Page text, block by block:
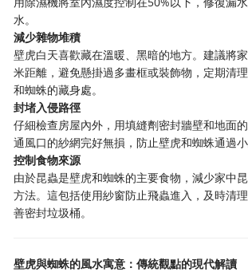
水。
減少雜物堆積
壁虎白天喜歡藏在溫暖、黑暗的地方。建議將
米距離，避免懸掛過多畫框或裝飾物，定期清
和蜘蛛的藏身處。
封堵入侵路徑
仔細檢查房屋內外，用填縫劑密封牆壁和地面
通風口的紗網完好無損，防止壁虎和蜘蛛通過小
控制食物來源
由於昆蟲是壁虎和蜘蛛的主要食物，減少家中
方法。這包括使用紗窗防止飛蟲進入，及時清
善密封垃圾桶。
壁虎與蜘蛛的風水寓意：傳統觀點的現代解讀